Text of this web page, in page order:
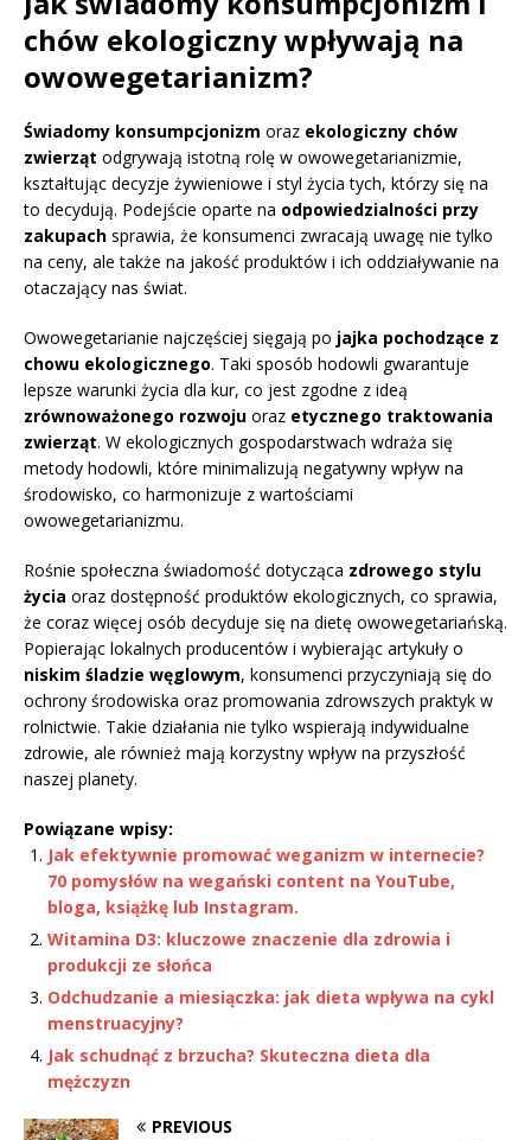
chów ekologiczny wpływają na
owowegetarianizm?
Świadomy konsumpcjonizm oraz ekologiczny chów
zwierząt odgrywają istotną rolę w owowegetarianizmie,
kształtując decyzje żywieniowe i styl życia tych, którzy się na
to decydują. Podejście oparte na odpowiedzialności przy
zakupach sprawia, że konsumenci zwracają uwagę nie tylko
na ceny, ale także na jakość produktów i ich oddziaływanie na
otaczający nas świat.
Owowegetarianie najczęściej sięgają po jajka pochodzące z
chowu ekologicznego. Taki sposób hodowli gwarantuje
lepsze warunki życia dla kur, co jest zgodne z ideą
zrównoważonego rozwoju oraz etycznego traktowania
zwierząt. W ekologicznych gospodarstwach wdraża się
metody hodowli, które minimalizują negatywny wpływ na
środowisko, co harmonizuje z wartościami
owowegetarianizmu.
Rośnie społeczna świadomość dotycząca zdrowego stylu
życia oraz dostępność produktów ekologicznych, co sprawia,
że coraz więcej osób decyduje się na dietę owowegetariańską.
Popierając lokalnych producentów i wybierając artykuły o
niskim śladzie węglowym, konsumenci przyczyniają się do
ochrony środowiska oraz promowania zdrowszych praktyk w
rolnictwie. Takie działania nie tylko wspierają indywidualne
zdrowie, ale również mają korzystny wpływ na przyszłość
naszej planety.
Powiązane wpisy:
Jak efektywnie promować weganizm w internecie?
70 pomysłów na wegański content na YouTube,
bloga, książkę lub Instagram.
Witamina D3: kluczowe znaczenie dla zdrowia i
produkcji ze słońca
Odchudzanie a miesiączka: jak dieta wpływa na cykl
menstruacyjny?
Jak schudnąć z brzucha? Skuteczna dieta dla
mężczyzn
PREVIOUS